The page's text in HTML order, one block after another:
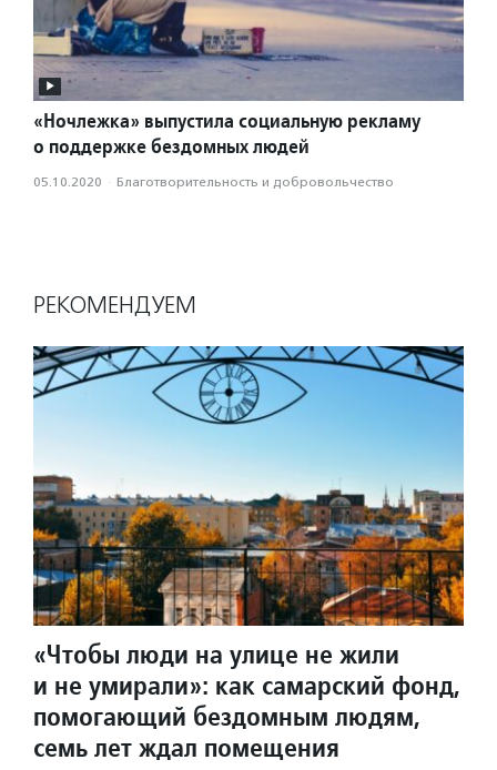
«Ночлежка» выпустила социальную рекламу
о поддержке бездомных людей
05.10.2020 · Благотвори­тель­ность и доброволь­чест­во
РЕКОМЕНДУЕМ
«Чтобы люди на улице не жили
и не умирали»: как самарский фонд,
помогающий бездомным людям,
семь лет ждал помещения